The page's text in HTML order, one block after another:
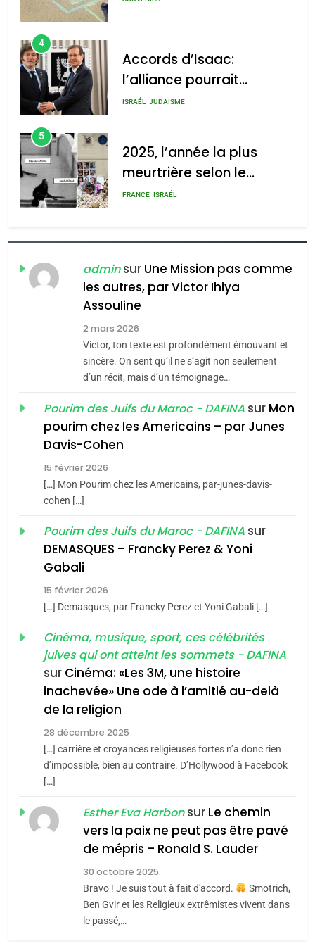
2025, l’année la plus
meurtrière selon le rapport
l’antisémitisme
admin 0
s’étendre à 13 pays
5
2025, l’année la plus
meurtrière selon le
rapport d’ADL contre
FRANCE ISRAÉL
6
FIÈRE, DIGNE ET RÉSILIENTE :
POURQUOI JE REVENDIQUE
MA JUDAÏTE par Thérèse
ISRAÉL JUDAISME
CE QUI NOUS MANQUE –
Jacques Hadida
JUDAISME
Maroc : Les amandes de
Tafraout, le miel de Tadla
Azilal consacrés produits
du terroir
DAFINA MAROC
Oeil ravageur – Vanessa
De Loya Stauber
«Tu dis génocide, je dis
guerre»: La nouvelle
Tout sur la Nostalgie
SOUVENIRS
l’alliance pourrait
s’étendre à 13 pays
d’Amérique latine
ISRAÉL JUDAISME
2025, l’année la plus
meurtrière selon le
rapport d’ADL contre
l’antisémitisme
FRANCE ISRAÉL
FIÈRE, DIGNE ET RÉSILIENTE :
POURQUOI JE REVENDIQUE
adminsur Une Mission pas comme
les autres, par Victor Ihiya
Assouline
2 mars 2026
Victor, ton texte est profondément émouvant et
sincère. On sent qu’il ne s’agit non seulement
d’un récit, mais d’un témoignage…
Pourim des Juifs du Maroc - DAFINA sur Mon
pourim chez les Americains – par Junes
Davis-Cohen
15 février 2026
[…] Mon Pourim chez les Americains, par-junes-davis-
cohen […]
Pourim des Juifs du Maroc - DAFINA sur
DEMASQUES – Francky Perez & Yoni
Gabali
15 février 2026
[…] Demasques, par Francky Perez et Yoni Gabali […]
Cinéma, musique, sport, ces célébrités
juives qui ont atteint les sommets - DAFINA
sur Cinéma: «Les 3M, une histoire
inachevée» Une ode à l’amitié au-delà
de la religion
28 décembre 2025
[…] carrière et croyances religieuses fortes n’a donc rien
d’impossible, bien au contraire. D’Hollywood à Facebook
[…]
Esther Eva Harbonsur Le chemin
vers la paix ne peut pas être pavé
de mépris – Ronald S. Lauder
30 octobre 2025
Bravo ! Je suis tout à fait d'accord.
Smotrich,
Ben Gvir et les Religieux extrêmistes vivent dans
le passé,…
2025, l’année la plus
d’ADL contre
l’antisémitisme
FRANCE ISRAÉL
POURQUOI JE REVENDIQUE
Zrihen-Dvir
CE QUI NOUS MANQUE –
Jacques Hadida
JUDAISME
Maroc : Les amandes de
Azilal consacrés produits
du terroir
DAFINA MAROC
Oeil ravageur – Vanessa De
Loya Stauber
CINEMA ISRAÉL